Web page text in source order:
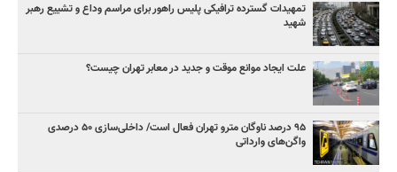
تمهیدات گسترده ترافیکی پلیس راهور برای مراسم وداع و تشییع رهبر
شهید
علت ایجاد موانع موقت و جدید در معابر تهران چیست؟
۹۵ درصد ناوگان مترو تهران فعال است/ داخلی‌سازی ۵۰ درصدی
واگن‌های وارداتی